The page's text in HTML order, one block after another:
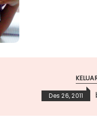
Des 26, 2011